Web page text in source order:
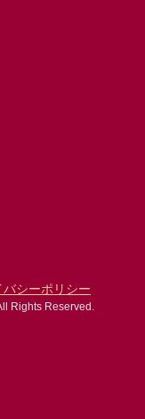
バシーポリシー
Rights Reserved.